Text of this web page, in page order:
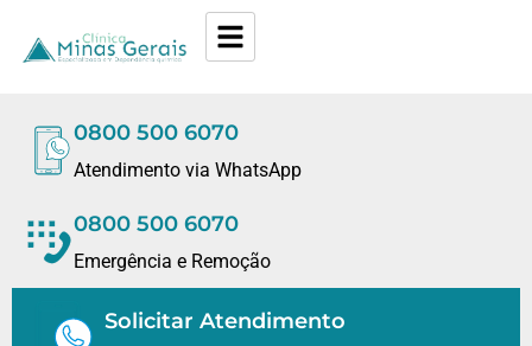
0800 500 6070
Atendimento via WhatsApp
0800 500 6070
Emergência e Remoção
Solicitar Atendimento